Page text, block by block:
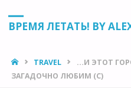
ВРЕМЯ ЛЕТАТЬ! BY
HOMETRAVEL
…И ЭТОТ
ЗАГАДОЧНО ЛЮБИМ (С)